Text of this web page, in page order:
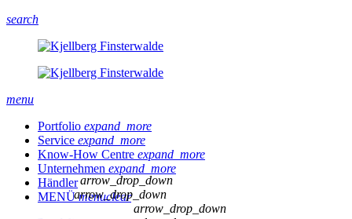
search
menu
Portfolio expand_more
Service expand_more
Know-How Centre expand_more
Unternehmen expand_more
Händler
MENÜmenuclear
arrow_drop_down
arrow_drop_down
arrow_drop_down